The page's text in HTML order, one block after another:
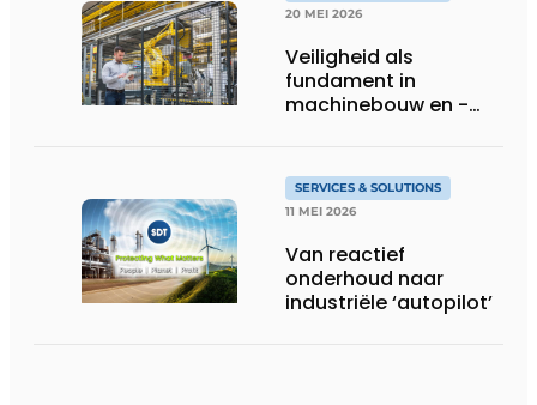
20 MEI 2026
Veiligheid als
fundament in
machinebouw en -
SERVICES & SOLUTIONS
11 MEI 2026
Van reactief
onderhoud naar
industriële ‘autopilot’